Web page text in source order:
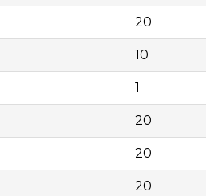
20
10
1
20
20
20